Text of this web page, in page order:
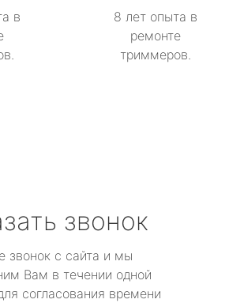
в
8 лет опыта в
ремонте
триммеров.
звонок
звонок с сайта и мы
Вам в течении одной
согласования времени